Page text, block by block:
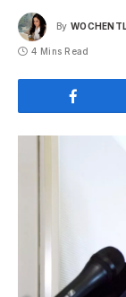
By
4 Mins Read